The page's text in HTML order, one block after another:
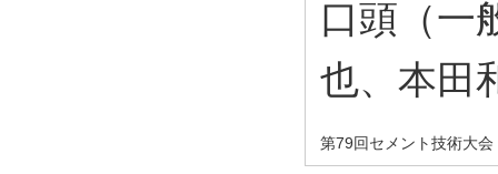
口頭（一
也、本田
第79回セメント技術大